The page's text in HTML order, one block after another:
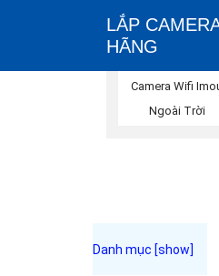
LẮP
HÃNG
Camera Wifi
Ngoài Trời